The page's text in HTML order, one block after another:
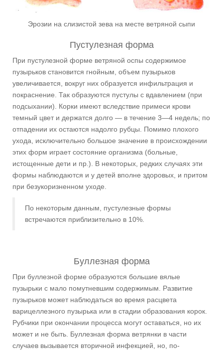
Эрозии на слизистой зева на месте ветряной сыпи
Пустулезная форма
При пустулезной форме ветряной оспы содержимое
пузырьков становится гнойным, объем пузырьков
увеличивается, вокруг них образуется инфильтрация и
покраснение. Так образуются пустулы с вдавлением (при
подсыхании). Корки имеют вследствие примеси крови
темный цвет и держатся долго — в течение 3—4 недель; по
отпадении их остаются надолго рубцы. Помимо плохого
ухода, исключительно большое значение в происхождении
этих форм играет состояние организма (больные,
истощенные дети и пр.). В некоторых, редких случаях эти
формы наблюдаются и у детей вполне здоровых, и притом
при безукоризненном уходе.
По некоторым данным, пустулезные формы
встречаются приблизительно в 10%.
Буллезная форма
При буллезной форме образуются большие вялые
пузырьки с мало помутневшим содержимым. Развитие
пузырьков может наблюдаться во время расцвета
варицеллезного пузырька или в стадии образования корок.
Рубчики при окончании процесса могут оставаться, но их
может и не быть. Буллезная форма ветрянки в части
случаев вызывается вторичной инфекцией, но, по-